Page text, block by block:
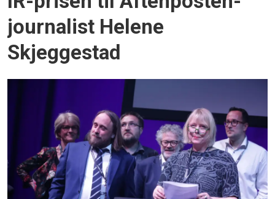
journalist Helene
Skjeggestad